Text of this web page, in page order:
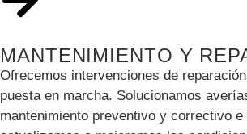
MANTENIMIENTO Y
Ofrecemos intervenciones de
puesta en marcha. Solucionamos
mantenimiento preventivo y correctivo e